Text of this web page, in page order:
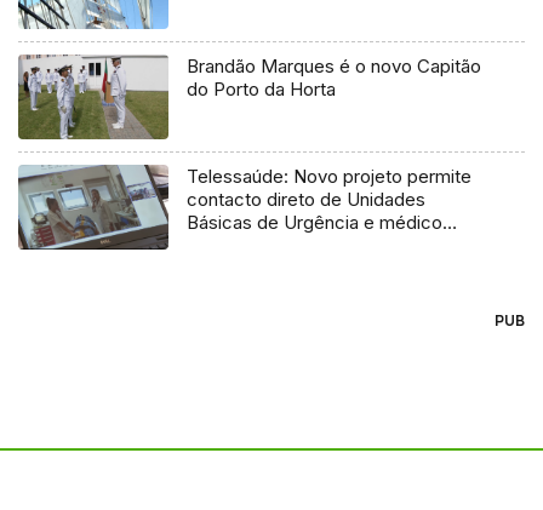
Brandão Marques é o novo Capitão
do Porto da Horta
Telessaúde: Novo projeto permite
contacto direto de Unidades
Básicas de Urgência e médico
PUB